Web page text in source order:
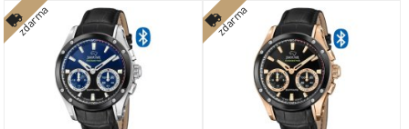
zdarma zdarma